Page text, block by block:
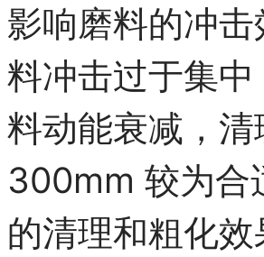
影响磨料的冲
料冲击过于集
料动能衰减，
300mm 较为合
的清理和粗化